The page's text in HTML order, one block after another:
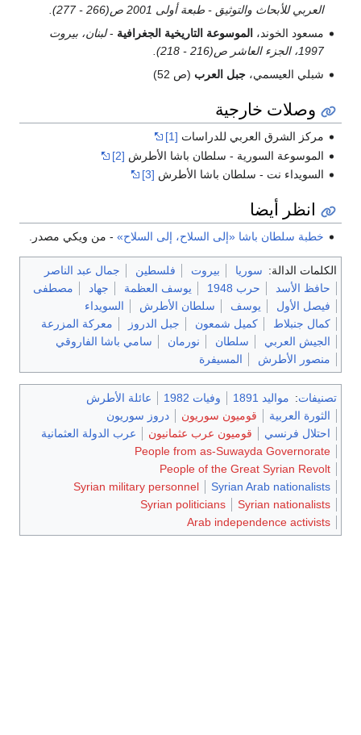
العربي للأبحاث والتوثيق - طبعة أولى 2001 ص(266 - 277).
مسعود الخوند، الموسوعة التاريخية الجغرافية -لبنان، بيروت
1997، الجزء العاشر ص(216 - 218).
شبلي العيسمي،جبل العرب (ص 52)
وصلات خارجية
مركز الشرق العربي للدراسات [1]
الموسوعة السورية - سلطان باشا الأطرش [2]
السويداء نت - سلطان باشا الأطرش [3]
انظر أيضا
خطبة سلطان باشا «إلى السلاح، إلى السلاح» - من ويكي مصدر.
الكلمات الدالة: سوريا بيروت فلسطين
جمال عبد الناصر
حافظ الأسد
حرب 1948 يوسف العظمة جهاد
مصطفى
فيصل الأول
يوسف سلطان الأطرش
السويداء
كمال جنبلاط
كميل شمعون جبل الدروز
معركة المزرعة
الجيش العربي
سلطان نورمان
سامي باشا الفاروقي
منصور الأطرش
المسيفرة
تصنيفات: مواليد 1891 وفيات 1982
عائلة الأطرش
الثورة العربية
قوميون سوريون
دروز سوريون
احتلال فرنسي
قوميون عرب عثمانيون
عرب الدولة العثمانية
People from as-Suwayda Governorate
People of the Great Syrian Revolt
Syrian Arab nationalists
Syrian military personnel
Syrian nationalists
Syrian politicians
Arab independence activists